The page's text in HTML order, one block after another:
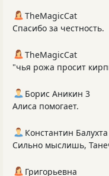
TheMagicCat
Спасибо за честность.
TheMagicCat
"чья рожа просит
Борис Аникин 3
Алиса помогает.
Константин Балухта
Сильно мыслишь,
Григорьевна